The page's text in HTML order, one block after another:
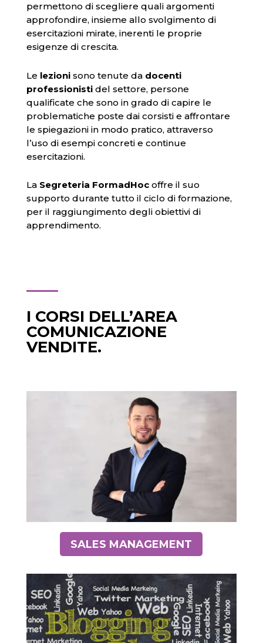
permettono di scegliere quali argomenti
approfondire, insieme allo svolgimento di
esercitazioni mirate, inerenti le proprie
esigenze di crescita.
Le lezionisono tenute da docenti
professionistidel settore, persone
qualificate che sono in grado di capire le
problematiche poste dai corsisti e affrontare
le spiegazioni in modo pratico, attraverso
l’uso di esempi concreti e continue
esercitazioni.
La Segreteria FormadHocoffre il suo
supporto durante tutto il ciclo di formazione,
per il raggiungimento degli obiettivi di
apprendimento.
I CORSI DELL’AREA
COMUNICAZIONE
VENDITE.
SALES MANAGEMENT